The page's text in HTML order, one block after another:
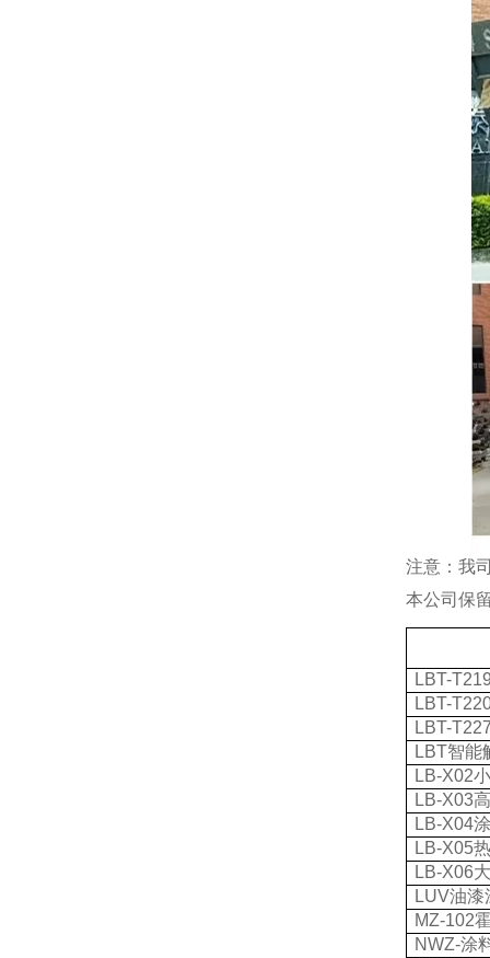
注意：我
本公司保
LBT-
LBT-
LBT-
LBT智能
LB-X02
LB-X03
LB-X04
LB-X05
LB-X06
LUV油漆
MZ-102
NWZ-涂